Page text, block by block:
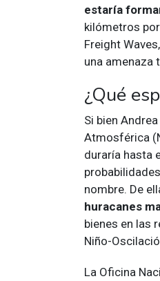
estaría
kilómetros
Freight
una amenaza
¿Qué
Si bien
Atmosférica
duraría hasta
nombre. De
huracanes
bienes en las
Niño-
La Oficina